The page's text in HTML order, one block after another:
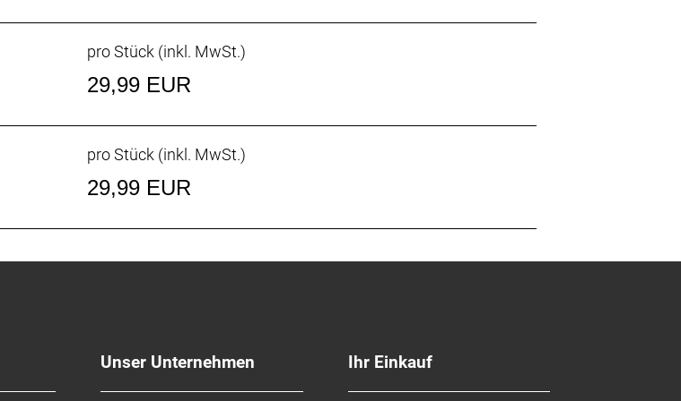
pro Stück (inkl. MwSt.)
29,99 EUR
pro Stück (inkl. MwSt.)
29,99 EUR
Unser Unternehmen Ihr Einkauf